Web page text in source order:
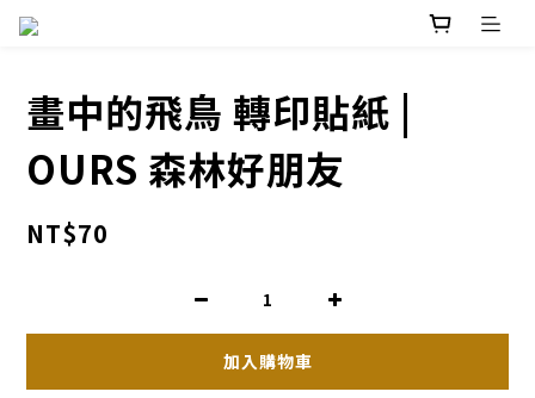
畫中的飛鳥 轉印貼紙 |
OURS 森林好朋友
NT$70
加入購物車